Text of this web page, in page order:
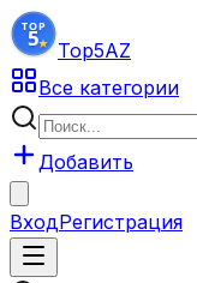
Top5AZ
Все категории
Добавить
ВходРегистрация